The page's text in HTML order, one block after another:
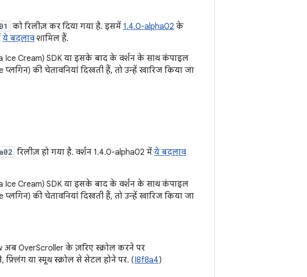
को रिलीज़ कर दिया गया है. इसमें 1.4.0-alpha02 के
ये बदलाव शामिल हैं.
Ice Cream) SDK या इसके बाद के वर्शन के साथ कंपाइल
की चेतावनियां दिखती हैं, तो उन्हें खारिज किया जा
रिलीज़ हो गया है. वर्शन 1.4.0-alpha02 में ये बदलाव
Ice Cream) SDK या इसके बाद के वर्शन के साथ कंपाइल
की चेतावनियां दिखती हैं, तो उन्हें खारिज किया जा
OverScroller के ज़रिए स्क्रोल करने पर
या स्मूथ स्क्रोल से सेटल होने पर. (I8f8a4)